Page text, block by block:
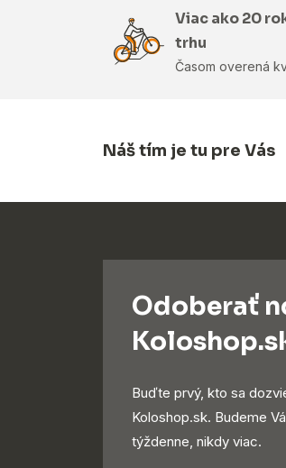
Viac ako 20
trhu
Časom overená
Náš tím je tu pre Vás
Odoberať
Buďte prvý, kto sa
Koloshop.sk. Budeme
týždenne, nikdy viac.